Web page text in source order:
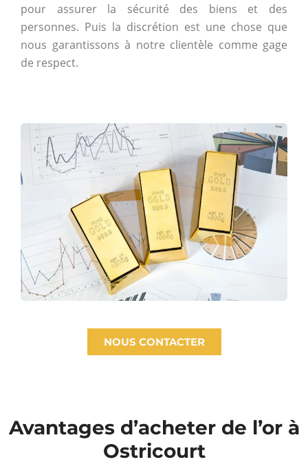
pour assurer la sécurité des biens et des
personnes. Puis la discrétion est une chose que
nous garantissons à notre clientèle comme gage
de respect.
NOUS CONTACTER
Avantages d’acheter de l’or à
Ostricourt